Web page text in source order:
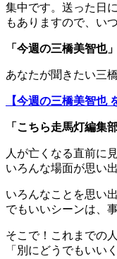
集中です。送った日
もありますので、い
「今週の三橋美智也」
あなたが聞きたい三
【今週の三橋美智也
「こちら走馬灯編集部
人が亡くなる直前に
いろんな場面が思い
いろんなことを思い
でもいいシーンは、
そこで！これまでの
「別にどうでもいい